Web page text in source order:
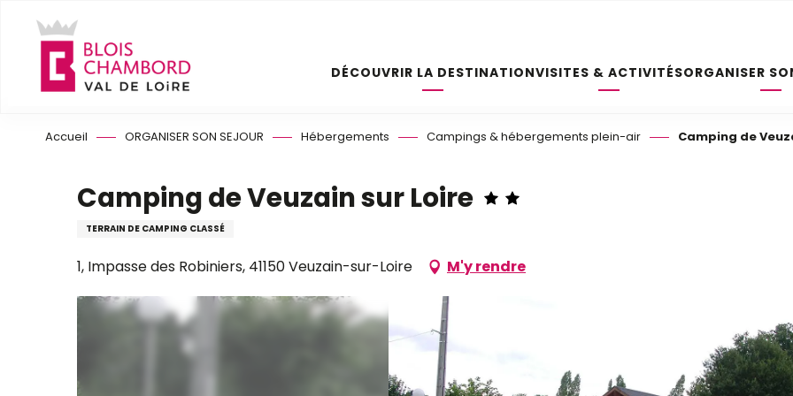
contenu
principal
DÉCOUVRIR LA DESTINATIONVISITES & ACTIVITÉSORGANISER
Accueil ORGANISER SON SEJOUR Hébergements Campings & hébergements plein-air Camping de
Camping de Veuzain sur Loire
TERRAIN DE CAMPING CLASSÉ
1, Impasse des Robiniers, 41150 Veuzain-sur-Loire M'y rendre